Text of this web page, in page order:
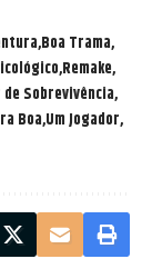
Boa Trama
Remake
Sobrevivência
Boa Um Jogador